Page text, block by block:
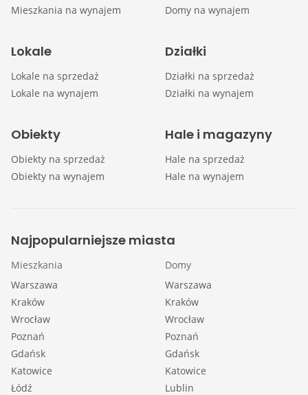
Mieszkania na wynajem
Domy na wynajem
Lokale
Lokale na sprzedaż
Lokale na wynajem
Działki
Działki na sprzedaż
Działki na wynajem
Obiekty
Obiekty na sprzedaż
Obiekty na wynajem
Hale i magazyny
Hale na sprzedaż
Hale na wynajem
Najpopularniejsze miasta
Mieszkania
Warszawa
Kraków
Wrocław
Poznań
Gdańsk
Katowice
Łódź
Domy
Warszawa
Kraków
Wrocław
Poznań
Gdańsk
Katowice
Lublin